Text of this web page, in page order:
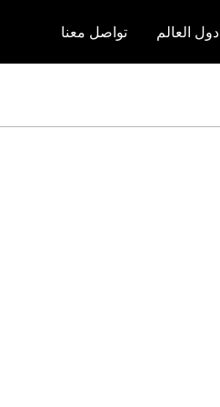
دول العالم تواصل معنا